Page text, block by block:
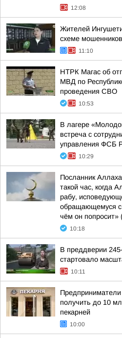
12:08
Жителей
схеме мошенников
11:10
НТРК Магас об
МВД по
проведения СВО
10:53
В лагере
встреча с
управления ФСБ
10:29
Посланник
такой час, когда
рабу,
обращающемуся с
чём он
10:18
В преддверии
стартовало
10:11
Предприниматели
получить до 10
пекарней
10:00